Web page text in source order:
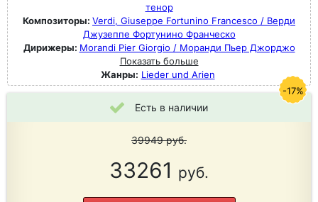
тенор
Композиторы: Verdi, Giuseppe Fortunino Francesco / Верди
Джузеппе Фортунино Франческо
Дирижеры: Morandi Pier Giorgio / Моранди Пьер Джорджо
Показать больше
Жанры: Lieder und Arien
Есть в наличии
39949руб.
33261 руб.
-17%